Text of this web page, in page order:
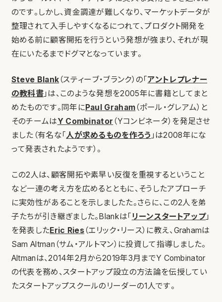
のです。しかし、資金調達が難しくなり、マーケットデータが
整理されて入手しやすくなるにつれて、プロダクト開発を
始める前に顧客開拓を行うという発想が強まり、それが現
在にいたるまでドグマとなっています。
Steve Blank （スティーブ・ブランク）の「アントレプレナー
の教科書」は、このような発想を2005年に書籍としてまと
めたものです。同年にPaul Graham （ポール・グレアム）と
そのチームはY Combinator （Yコンビネータ）を発足させ
ました（有名な「人が求めるものを作ろう 」は2008年にな
って発表されたようです）。
この2人は、顧客開拓や素早い反復を重視するということ
など一連の考え方を広めるとともに、そうしたアプローチ
に実効性があることを示しましたた。さらに、この2人を弟
子たちが引き継ぎました。Blankは「 リーンスタートアップ」
を発表したEric Ries （エリック・リース）に教え、Grahamは
Sam Altman（サム・アルトマン）に投資して指導しました。
Altmanは、2014年2月から2019年3月までY Combinator
の代表を務め、スタートアップ設立の方法論を伝授してい
たスタートアップスクールのリーダーの1人です。